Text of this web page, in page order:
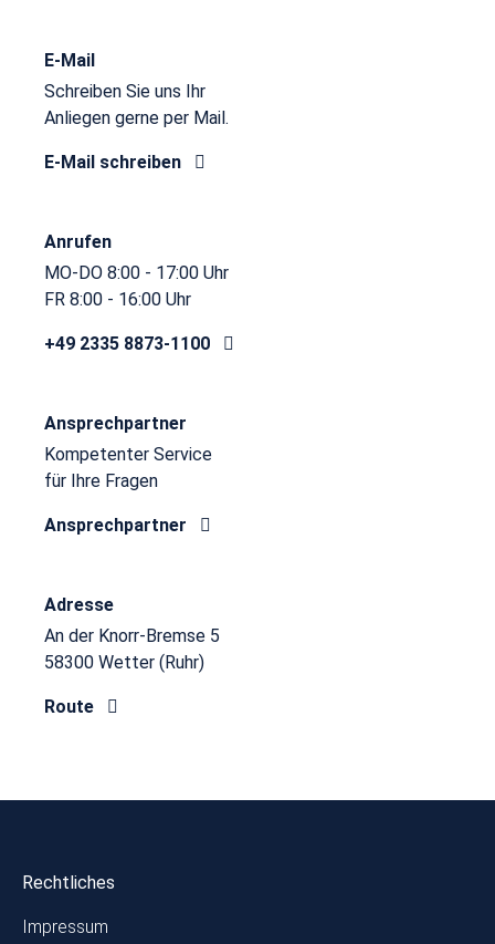
E-Mail
Schreiben Sie uns Ihr
Anliegen gerne per Mail.
E-Mail schreiben
Anrufen
MO-DO 8:00 - 17:00 Uhr
FR 8:00 - 16:00 Uhr
+49 2335 8873-1100
Ansprechpartner
Kompetenter Service
für Ihre Fragen
Ansprechpartner
Adresse
An der Knorr-Bremse 5
58300 Wetter (Ruhr)
Route
Rechtliches
Impressum